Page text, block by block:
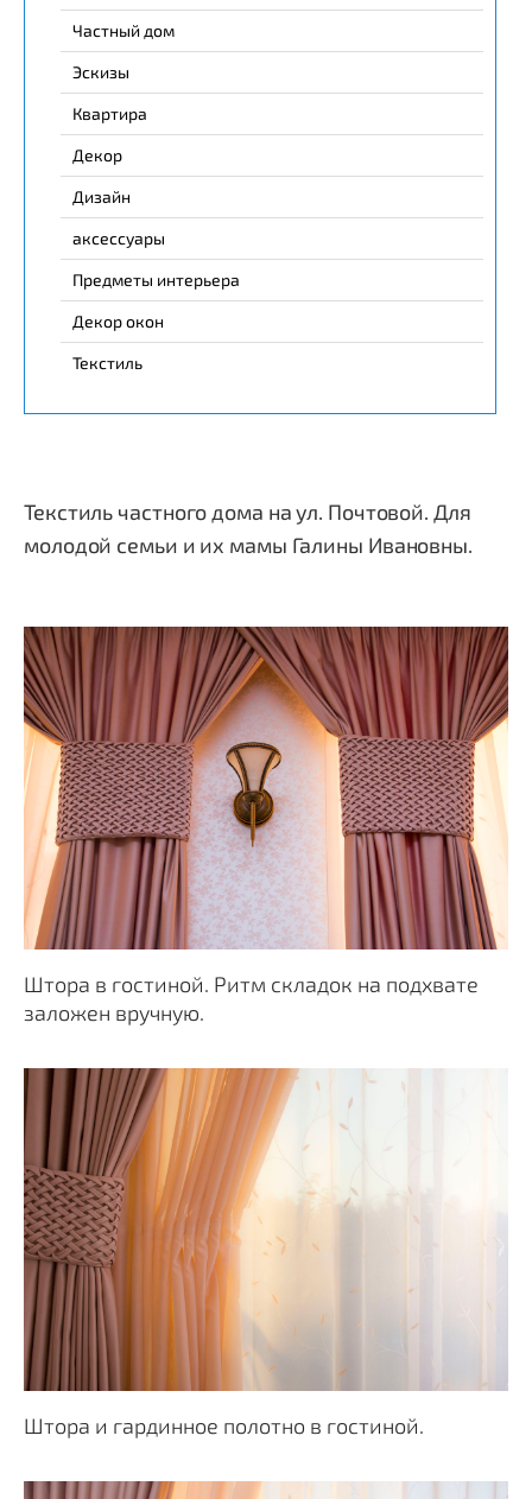
Частный дом
Эскизы
Квартира
Декор
Дизайн
аксессуары
Предметы интерьера
Декор окон
Текстиль
Текстиль частного дома на ул. Почтовой. Для
молодой семьи и их мамы Галины Ивановны.
Штора в гостиной. Ритм складок на подхвате
заложен вручную.
Штора и гардинное полотно в гостиной.